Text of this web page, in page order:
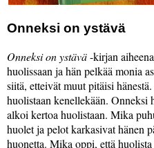
Onneksi on ystävä
Onneksi on ystävä-kirjan
huolissaan ja hän pelkää monia
siitä, etteivät muut pitäisi
huolistaan kenellekään.
alkoi kertoa huolistaan. Mika
huolet ja pelot karkasivat hänen
huonetta. Mika oppi, että